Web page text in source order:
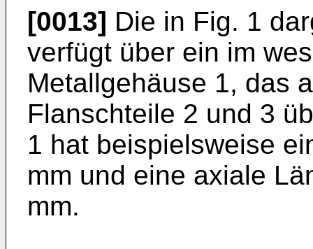
[0013] Die in Fig. 1
verfügt über ein im
Metallgehäuse 1, das
Flanschteile 2 und 3
1 hat beispielsweise
mm und eine axiale
mm.